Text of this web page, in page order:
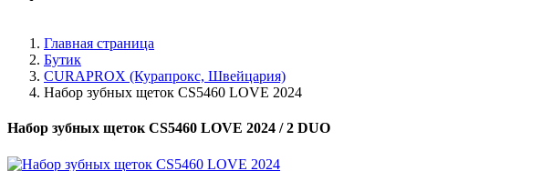
Главная страница
Бутик
CURAPROX (Курапрокс, Швейцария)
Набор зубных щеток CS5460 LOVE 2024
Набор зубных щеток CS5460 LOVE 2024 / 2 DUO